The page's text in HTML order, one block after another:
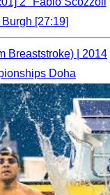
[27:19]
Breaststroke) | 2014
Doha